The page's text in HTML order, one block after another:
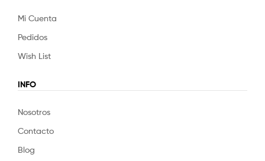
Mi Cuenta
Pedidos
Wish List
INFO
Nosotros
Contacto
Blog